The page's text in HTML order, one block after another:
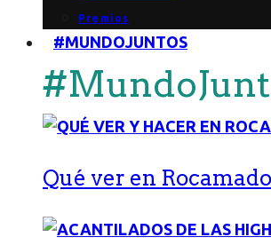
Premios
#MUNDOJUNTOS
Qué ver en